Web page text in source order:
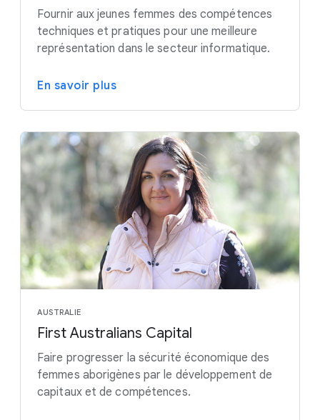
Fournir aux jeunes femmes des compétences
techniques et pratiques pour une meilleure
représentation dans le secteur informatique.
En savoir plus
AUSTRALIE
First Australians Capital
Faire progresser la sécurité économique des
femmes aborigènes par le développement de
capitaux et de compétences.